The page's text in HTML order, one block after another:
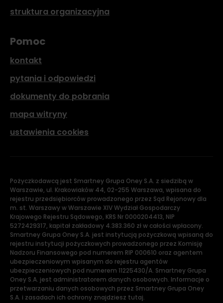
struktura organizacyjna
Pomoc
kontakt
pytania i odpowiedzi
dokumenty do pobrania
mapa witryny
ustawienia cookies
Pożyczkodawcą jest Smartney Grupa Oney S.A. z siedzibą w
Warszawie, ul. Krakowiaków 44, 02-255 Warszawa, wpisana do
rejestru przedsiębiorców prowadzonego przez Sąd Rejonowy dla
m. st. Warszawy w Warszawie XIV Wydział Gospodarczy
Krajowego Rejestru Sądowego, KRS Nr 0000204413, NIP
5272429317, kapitał zakładowy 4.383.360 zł w całości wpłacony.
Smartney Grupa Oney S.A. jest instytucją pożyczkową wpisaną do
rejestru instytucji pożyczkowych prowadzonego przez Komisję
Nadzoru Finansowego pod numerem RIP 000610 oraz agentem
ubezpieczeniowym wpisanym do rejestru agentów
ubezpieczeniowych pod numerem 11225430/A. Smartney Grupa
Oney S.A. jest administratorem danych osobowych. Informacje o
przetwarzaniu danych osobowych przez Smartney Grupa Oney
S.A. i zasadach ich ochrony znajdziesz tutaj.